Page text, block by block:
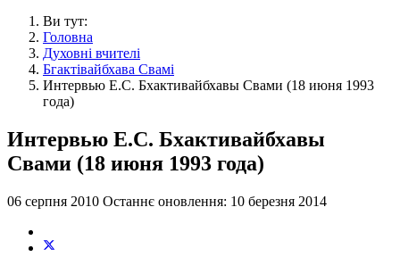
Ви тут:
Головна
Духовні вчителі
Бгактівайбхава Свамі
Интервью Е.С. Бхактивайбхавы Свами (18 июня 1993
года)
Интервью Е.С. Бхактивайбхавы
Свами (18 июня 1993 года)
06 серпня 2010 Останнє оновлення: 10 березня 2014